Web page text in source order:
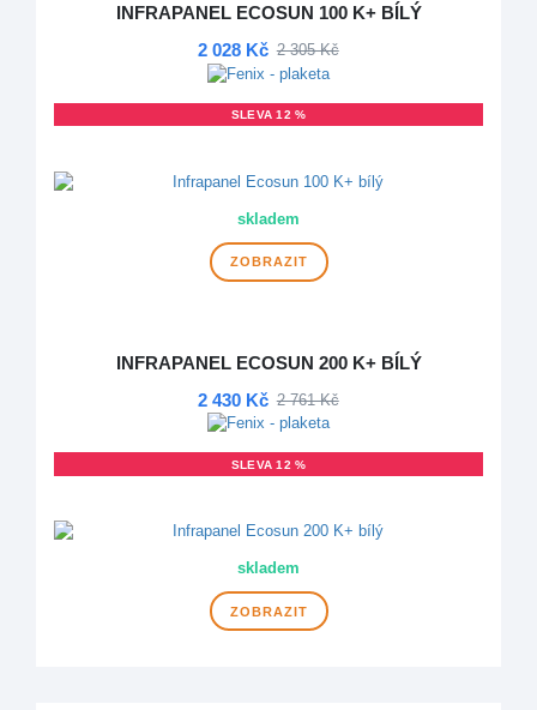
INFRAPANEL ECOSUN 100 K+ BÍLÝ
2 028 Kč 2 305 Kč
SLEVA 12 %
skladem
ZOBRAZIT
INFRAPANEL ECOSUN 200 K+ BÍLÝ
2 430 Kč 2 761 Kč
SLEVA 12 %
skladem
ZOBRAZIT